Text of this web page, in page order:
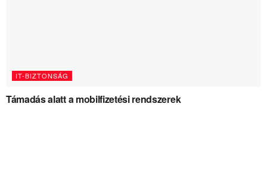
IT-BIZTONSÁG
Támadás alatt a mobilfizetési rendszerek